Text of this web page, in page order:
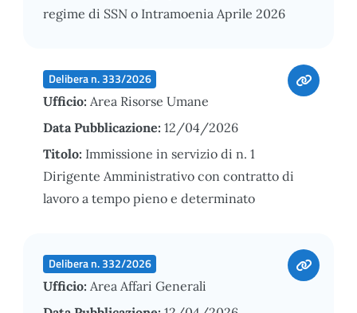
regime di SSN o Intramoenia Aprile 2026
Delibera n. 333/2026
Ufficio: Area Risorse Umane
Data Pubblicazione: 12/04/2026
Titolo: Immissione in servizio di n. 1
Dirigente Amministrativo con contratto di
lavoro a tempo pieno e determinato
Delibera n. 332/2026
Ufficio: Area Affari Generali